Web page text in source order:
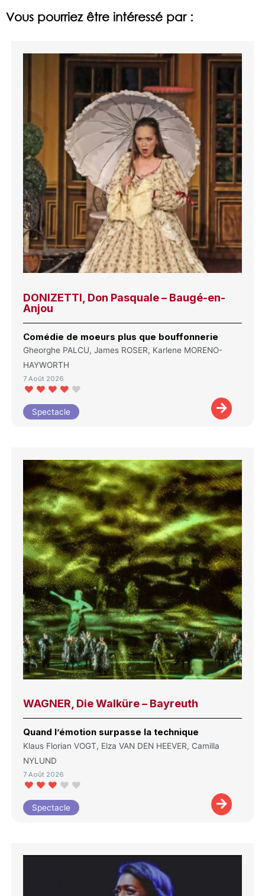
Vous pourriez être intéressé par :
DONIZETTI, Don Pasquale – Baugé-en-
Anjou
Comédie de moeurs plus que bouffonnerie
Gheorghe PALCU, James ROSER, Karlene MORENO-
HAYWORTH
7 Août 2026
Spectacle
WAGNER, Die Walküre – Bayreuth
Quand l’émotion surpasse la technique
Klaus Florian VOGT, Elza VAN DEN HEEVER, Camilla
NYLUND
7 Août 2026
Spectacle